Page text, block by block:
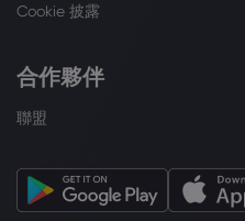
Cookie 披露
合作夥伴
聯盟